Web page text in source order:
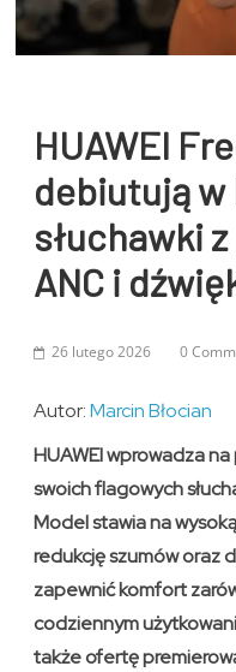
HUAWEI
debiutują w
słuchawki
ANC i
26 lutego 2026 0
Autor:Marcin Błocian
HUAWEI wprowadza
swoich flagowych
Model stawia na
redukcję szumów oraz
zapewnić komfort
codziennym
także ofertę